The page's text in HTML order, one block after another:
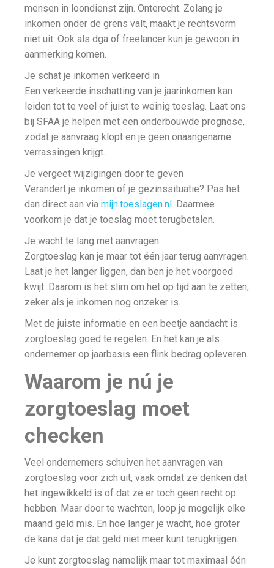
mensen in loondienst zijn. Onterecht. Zolang je
inkomen onder de grens valt, maakt je rechtsvorm
niet uit. Ook als dga of freelancer kun je gewoon in
aanmerking komen.
Je schat je inkomen verkeerd in
Een verkeerde inschatting van je jaarinkomen kan
leiden tot te veel of juist te weinig toeslag. Laat ons
bij SFAA je helpen met een onderbouwde prognose,
zodat je aanvraag klopt en je geen onaangename
verrassingen krijgt.
Je vergeet wijzigingen door te geven
Verandert je inkomen of je gezinssituatie? Pas het
dan direct aan via mijn.toeslagen.nl . Daarmee
voorkom je dat je toeslag moet terugbetalen.
Je wacht te lang met aanvragen
Zorgtoeslag kan je maar tot één jaar terug aanvragen.
Laat je het langer liggen, dan ben je het voorgoed
kwijt. Daarom is het slim om het op tijd aan te zetten,
zeker als je inkomen nog onzeker is.
Met de juiste informatie en een beetje aandacht is
zorgtoeslag goed te regelen. En het kan je als
ondernemer op jaarbasis een flink bedrag opleveren.
Waarom je nú je
zorgtoeslag moet
checken
Veel ondernemers schuiven het aanvragen van
zorgtoeslag voor zich uit, vaak omdat ze denken dat
het ingewikkeld is of dat ze er toch geen recht op
hebben. Maar door te wachten, loop je mogelijk elke
maand geld mis. En hoe langer je wacht, hoe groter
de kans dat je dat geld niet meer kunt terugkrijgen.
Je kunt zorgtoeslag namelijk maar tot maximaal één